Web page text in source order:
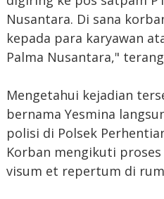
Nusantara. Di sana
kepada para karyawan
Palma Nusantara,"
Mengetahui kejadian
bernama Yesmina
polisi di Polsek
Korban mengikuti
visum et repertum di